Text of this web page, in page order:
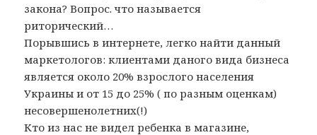
закона? Вопрос. что называется
риторический…
Порывшись в интернете, легко найти данный
маркетологов: клиентами даного вида бизнеса
является около 20% взрослого населения
Украины и от 15 до 25% ( по разным оценкам)
несовершенолетних(!)
Кто из нас не видел ребенка в магазине,